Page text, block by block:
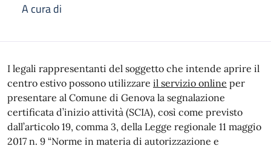
A cura di
Descrizione
I legali rappresentanti del soggetto che intende aprire il
centro estivo possono utilizzare il servizio online per
presentare al Comune di Genova la segnalazione
certificata d’inizio attività (SCIA), così come previsto
dall’articolo 19, comma 3, della Legge regionale 11 maggio
2017 n. 9 “Norme in materia di autorizzazione e